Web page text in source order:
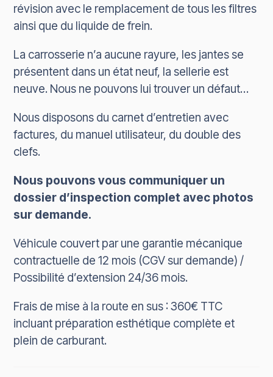
révision avec le remplacement de tous les filtres
ainsi que du liquide de frein.
La carrosserie n’a aucune rayure, les jantes se
présentent dans un état neuf, la sellerie est
neuve. Nous ne pouvons lui trouver un défaut…
Nous disposons du carnet d’entretien avec
factures, du manuel utilisateur, du double des
clefs.
Nous pouvons vous communiquer un
dossier d’inspection complet avec photos
sur demande.
Véhicule couvert par une garantie mécanique
contractuelle de 12 mois (CGV sur demande) /
Possibilité d’extension 24/36 mois.
Frais de mise à la route en sus : 360€ TTC
incluant préparation esthétique complète et
plein de carburant.